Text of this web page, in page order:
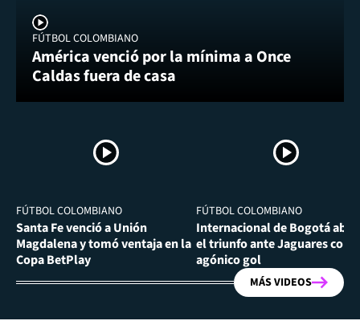
FÚTBOL COLOMBIANO
América venció por la mínima a Once
Caldas fuera de casa
FÚTBOL COLOMBIANO
Santa Fe venció a Unión
Magdalena y tomó ventaja en la
Copa BetPlay
FÚTBOL COLOMBIANO
Internacional de Bogotá
el triunfo ante Jaguares con
agónico gol
MÁS VIDEOS